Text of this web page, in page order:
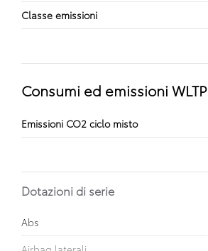
Classe emissioni
Consumi ed emissioni WLTP
Emissioni CO2 ciclo misto
Dotazioni di serie
Abs